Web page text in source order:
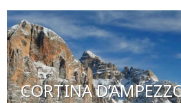
CORTINA